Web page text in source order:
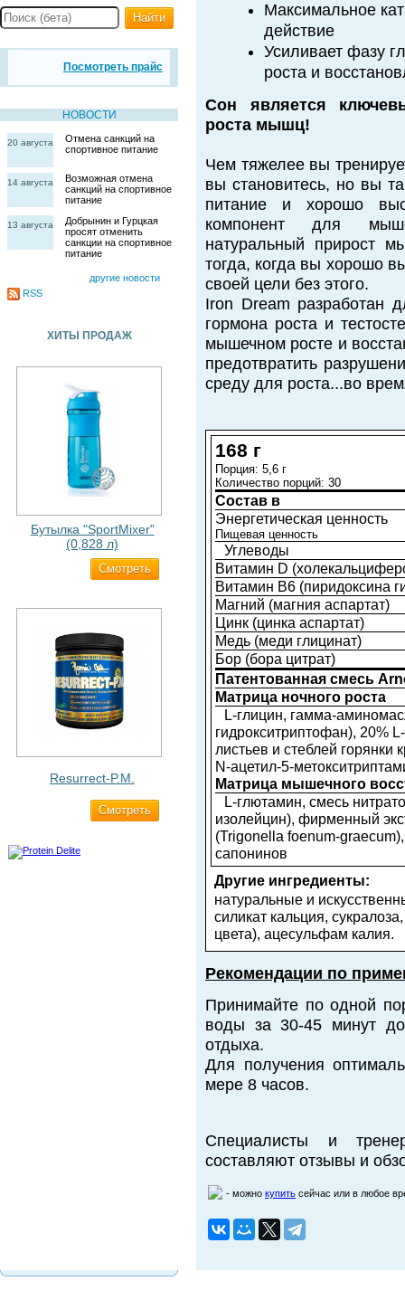
Найти
Посмотреть прайс
НОВОСТИ
20 августа
Отмена санкций на
спортивное питание
14 августа
Возможная отмена
санкций на спортивное
питание
13 августа
Добрынин и Гурцкая
просят отменить
санкции на спортивное
питание
другие новости
RSS
ХИТЫ ПРОДАЖ
Бутылка "SportMixer"
(0,828 л)
Cмотреть
Resurrect-P.M.
Cмотреть
Максимальное
действие
Усиливает фазу
роста и
Сон является
роста мышц!
Чем тяжелее вы
вы становитесь, но вы
питание и хорошо
компонент для
натуральный прирост
тогда, когда вы хорошо
своей цели без этого.
Iron Dream разработан
гормона роста и
мышечном росте и
предотвратить
среду для роста...во
168 г
Порция: 5,6 г
Количество порций: 30
Состав в
Энергетическая ценность
Пищевая ценность
Углеводы
Витамин D
Витамин B6 (пиридоксина
Магний (магния аспартат)
Цинк (цинка аспартат)
Медь (меди глицинат)
Бор (бора цитрат)
Патентованная смесь
Матрица ночного роста
L-глицин, гамма-
гидрокситриптофан), 20%
листьев и стеблей горянки
N-ацетил-5-
Матрица мышечного
L-глютамин, смесь
изолейцин), фирменный
(Trigonella foenum-
сапонинов
Другие ингредиенты:
натуральные и
силикат кальция,
цвета), ацесульфам калия.
Рекомендации по
Принимайте по одной
воды за 30-45 минут
отдыха.
Для получения
мере 8 часов.
Специалисты и
составляют отзывы и
- можно купить сейчас или в любое